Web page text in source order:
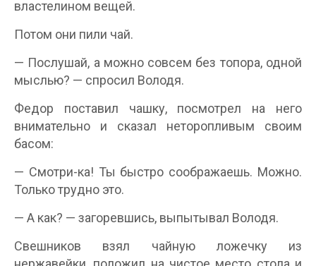
властелином вещей.
Потом они пили чай.
— Послушай, а можно совсем без топора, одной
мыслью? — спросил Володя.
Федор поставил чашку, посмотрел на него
внимательно и сказал неторопливым своим
басом:
— Смотри-ка! Ты быстро соображаешь. Можно.
Только трудно это.
— А как? — загоревшись, выпытывал Володя.
Свешников взял чайную ложечку из